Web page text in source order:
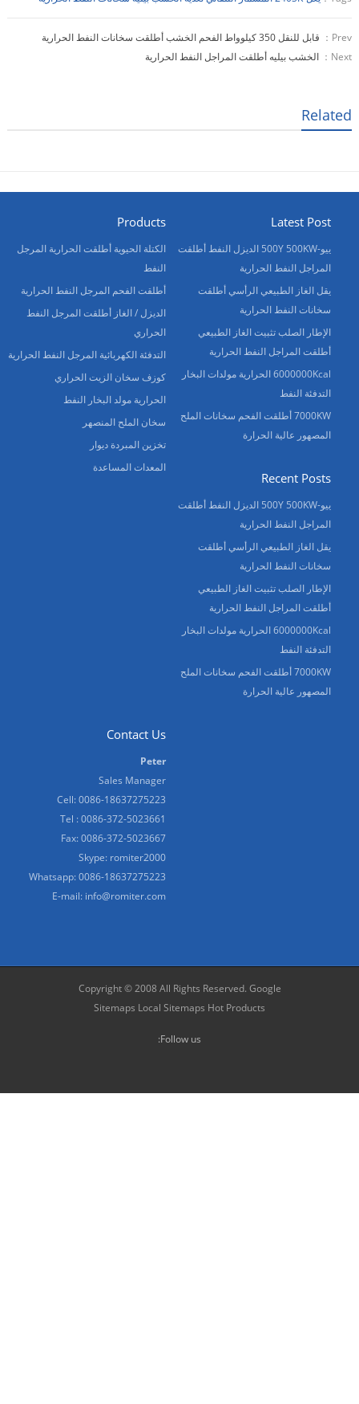
Prev：
قابل للنقل 350 كيلوواط الفحم الخشب أطلقت سخانات النفط الحرارية
Next：
الخشب بيليه أطلقت المراجل النفط الحرارية
Related
Products
الكتلة الحيوية أطلقت الحرارية المرجل
النفط
أطلقت الفحم المرجل النفط الحرارية
الديزل / الغاز أطلقت المرجل النفط
الحراري
التدفئة الكهربائية المرجل النفط الحرارية
كوزف سخان الزيت الحراري
الحرارية مولد البخار النفط
سخان الملح المنصهر
تخزين المبردة ديوار
المعدات المساعدة
Latest Post
ييو-500Y 500KW الديزل النفط أطلقت
المراجل النفط الحرارية
يقل الغاز الطبيعي الرأسي أطلقت
سخانات النفط الحرارية
الإطار الصلب تثبيت الغاز الطبيعي
أطلقت المراجل النفط الحرارية
6000000Kcal الحرارية مولدات البخار
التدفئة النفط
7000KW أطلقت الفحم سخانات الملح
المصهور عالية الحرارة
Recent Posts
ييو-500Y 500KW الديزل النفط أطلقت
المراجل النفط الحرارية
يقل الغاز الطبيعي الرأسي أطلقت
سخانات النفط الحرارية
الإطار الصلب تثبيت الغاز الطبيعي
أطلقت المراجل النفط الحرارية
6000000Kcal الحرارية مولدات البخار
التدفئة النفط
7000KW أطلقت الفحم سخانات الملح
المصهور عالية الحرارة
Contact Us
Peter
Sales Manager
Cell: 0086-18637275223
Tel : 0086-372-5023661
Fax: 0086-372-5023667
Skype: romiter2000
Whatsapp:0086-18637275223
E-mail: info@romiter.com
Copyright © 2008 All Rights Reserved. Google
Sitemaps Local Sitemaps Hot Products
Follow us: